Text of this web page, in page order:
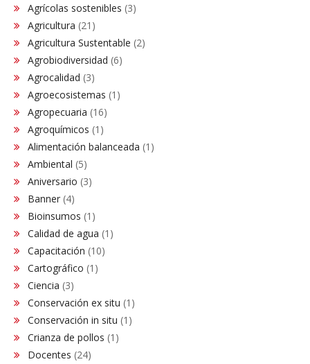
Agrícolas sostenibles (3)
Agricultura (21)
Agricultura Sustentable (2)
Agrobiodiversidad (6)
Agrocalidad (3)
Agroecosistemas (1)
Agropecuaria (16)
Agroquímicos (1)
Alimentación balanceada (1)
Ambiental (5)
Aniversario (3)
Banner (4)
Bioinsumos (1)
Calidad de agua (1)
Capacitación (10)
Cartográfico (1)
Ciencia (3)
Conservación ex situ (1)
Conservación in situ (1)
Crianza de pollos (1)
Docentes (24)